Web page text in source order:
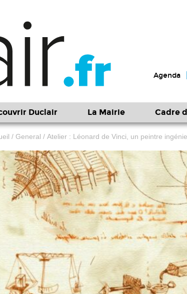
Agenda
Duclair La Mairie Cadre
/ General / Atelier : Léonard de Vinci, un peintre